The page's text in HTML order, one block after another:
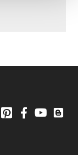
InstagramPinterestFacebookYouTube